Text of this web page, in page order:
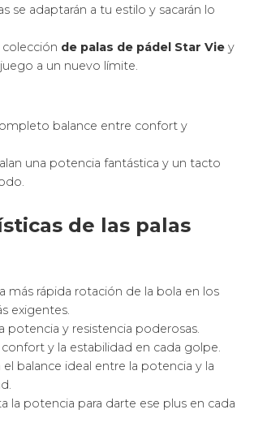
se adaptarán a tu estilo y sacarán lo
colección de palas de pádel Star Vie y
a un nuevo límite.
balance entre confort y
una potencia fantástica y un tacto
de las palas
más rápida rotación de la bola en los
exigentes.
potencia y resistencia poderosas.
confort y la estabilidad en cada golpe.
el balance ideal entre la potencia y la
la potencia para darte ese plus en cada